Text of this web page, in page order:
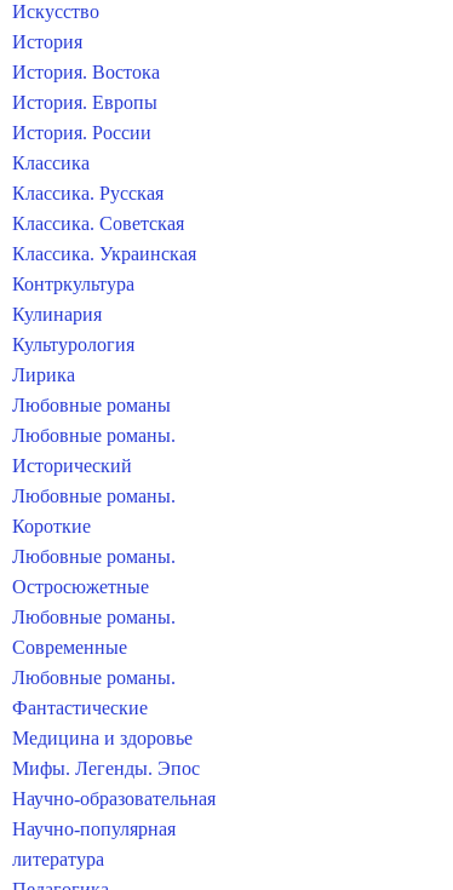
Искусство
История
История. Востока
История. Европы
История. России
Классика
Классика. Русская
Классика. Советская
Классика. Украинская
Контркультура
Кулинария
Культурология
Лирика
Любовные романы
Любовные романы.
Исторический
Любовные романы.
Короткие
Любовные романы.
Остросюжетные
Любовные романы.
Современные
Любовные романы.
Фантастические
Медицина и здоровье
Мифы. Легенды. Эпос
Научно-образовательная
Научно-популярная
литература